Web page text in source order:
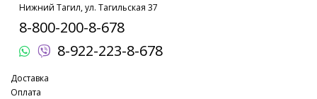
Нижний Тагил, ул. Тагильская 37
8-800-200-8-678
8-922-223-8-678
Доставка
Оплата